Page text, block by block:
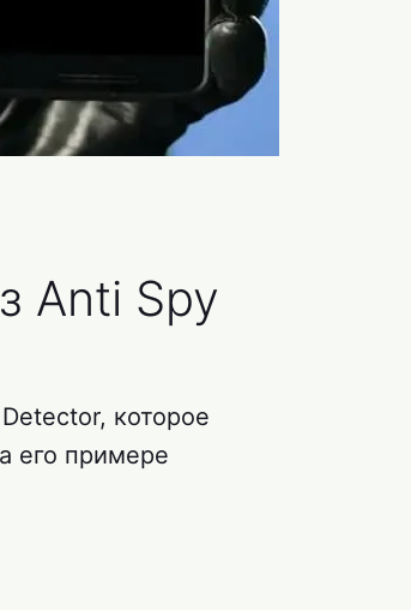
Anti Spy
которое
его примере